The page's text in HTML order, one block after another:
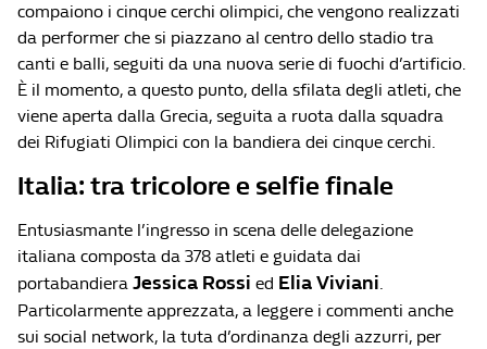
compaiono i cinque cerchi olimpici, che vengono realizzati
da performer che si piazzano al centro dello stadio tra
canti e balli, seguiti da una nuova serie di fuochi d’artificio.
È il momento, a questo punto, della sfilata degli atleti, che
viene aperta dalla Grecia, seguita a ruota dalla squadra
dei Rifugiati Olimpici con la bandiera dei cinque cerchi.
Italia: tra tricolore e selfie finale
Entusiasmante l’ingresso in scena delle delegazione
italiana composta da 378 atleti e guidata dai
portabandiera Jessica Rossi ed Elia Viviani.
Particolarmente apprezzata, a leggere i commenti anche
sui social network, la tuta d’ordinanza degli azzurri, per